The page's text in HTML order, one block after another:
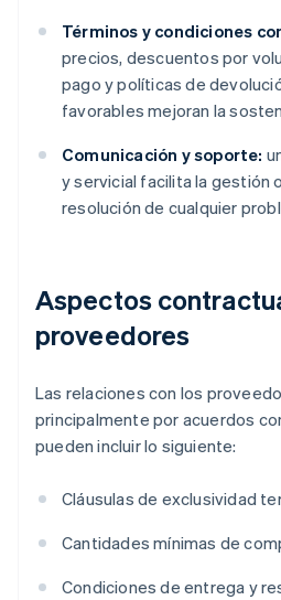
Términos y condiciones
precios, descuentos por
pago y políticas de
favorables mejoran la
Comunicación y soporte:
y servicial facilita la gestión
resolución de cualquier
Aspectos
proveedores
Las relaciones con los
principalmente por acuerdos
pueden incluir lo siguiente:
Cláusulas de exclusividad
Cantidades mínimas de
Condiciones de entrega y